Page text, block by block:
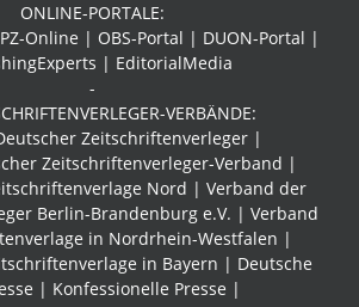
ONLINE-PORTALE:
Online | OBS-Portal | DUON-Portal |
| EditorialMedia
-
VERBÄNDE:
Zeitschriftenverleger |
Zeitschriftenverleger-Verband |
Nord | Verband der
Berlin-Brandenburg e.V. | Verband
in Nordrhein-Westfalen |
in Bayern | Deutsche
| Konfessionelle Presse |